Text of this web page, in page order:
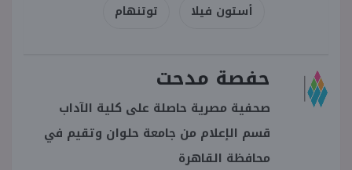
أستون فيلا توتنهام
حفصة مدحت
صحفية مصرية حاصلة على كلية الآداب
قسم الإعلام من جامعة حلوان وتقيم في
محافظة القاهرة